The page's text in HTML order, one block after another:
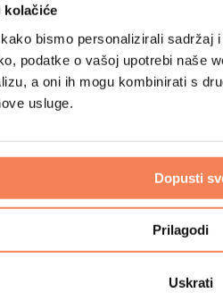
kolačiće
bismo personalizirali sadržaj
podatke o vašoj upotrebi naše
a oni ih mogu kombinirati s
usluge.
Dopusti
Prilagodi
Uskrati